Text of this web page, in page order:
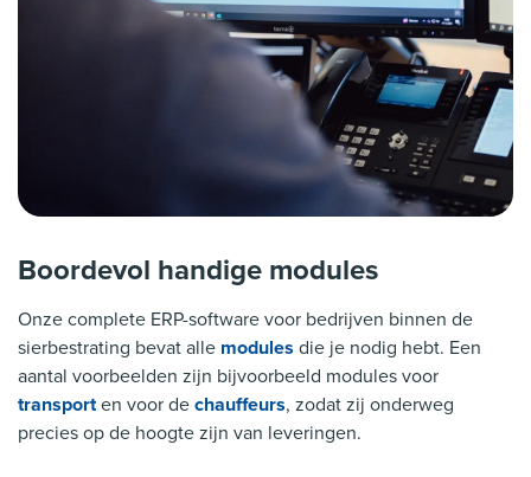
Boordevol handige modules
Onze complete ERP-software voor bedrijven binnen de
sierbestrating bevat alle modules die je nodig hebt. Een
aantal voorbeelden zijn bijvoorbeeld modules voor
transporten voor dechauffeurs, zodat zij onderweg
precies op de hoogte zijn van leveringen.